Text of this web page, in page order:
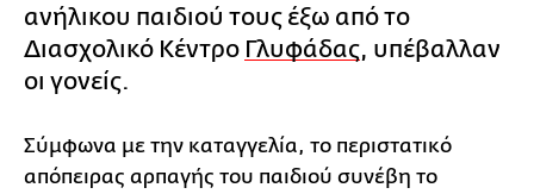
ανήλικου παιδιού τους έξω από το
Διασχολικό Κέντρο Γλυφάδας, υπέβαλλαν
οι γονείς.
Σύμφωνα με την καταγγελία, το περιστατικό
απόπειρας αρπαγής του παιδιού συνέβη το